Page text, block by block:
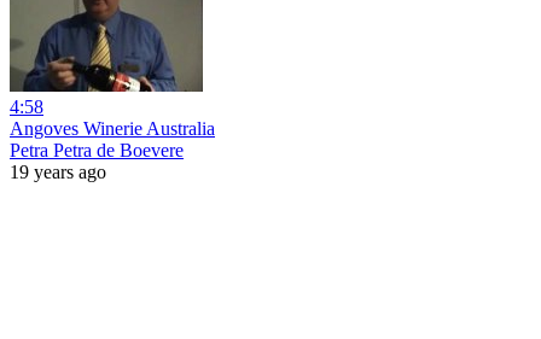
4:58
Angoves Winerie Australia
Petra Petra de Boevere
19 years ago